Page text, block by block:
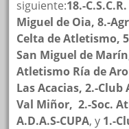
siguiente:18.-
Miguel de Oia, 8.-
Celta de Atletismo,
San Miguel de
Atletismo Ría de
Las Acacias, 2.-
Val Miñor, 2.-Soc.
A.D.A.S-CUPA, y 1.-